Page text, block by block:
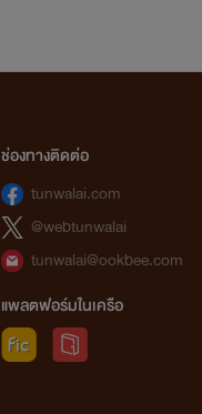
ช่องทางติดต่อ
tunwalai.com
@webtunwalai
tunwalai@ookbee.com
แพลตฟอร์มในเครือ